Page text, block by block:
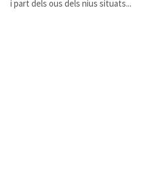
i part dels ous dels nius situats...